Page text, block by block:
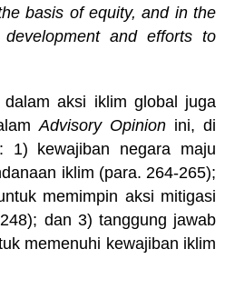
basis of equity, and in the
and efforts to
aksi iklim global juga
Advisory Opinion ini, di
1) kewajiban negara maju
iklim (para. 264-265);
memimpin aksi mitigasi
dan 3) tanggung jawab
memenuhi kewajiban iklim